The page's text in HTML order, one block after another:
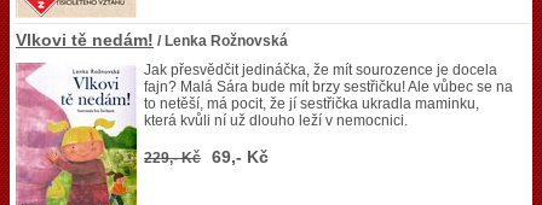
Vlkovi tě nedám! / Lenka Rožnovská
Jak přesvědčit jedináčka, že mít sourozence je docela
fajn? Malá Sára bude mít brzy sestřičku! Ale vůbec se na
to netěší, má pocit, že jí sestřička ukradla maminku,
která kvůli ní už dlouho leží v nemocnici.
229,- Kč 69,- Kč